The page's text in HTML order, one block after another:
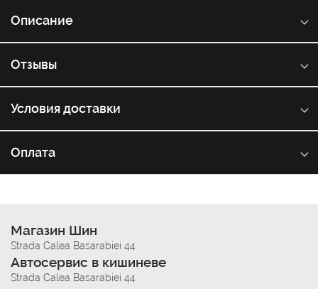
Описание
Отзывы
Условия доставки
Оплата
Магазин Шин
Strada Calea Basarabiei 44
Автосервис в кишиневе
Strada Calea Basarabiei 44